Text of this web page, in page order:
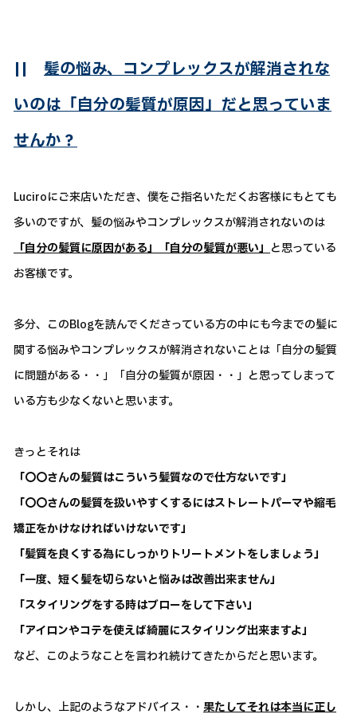
|| 髪の悩み、コンプレックスが解消されな
いのは「自分の髪質が原因」だと思っていま
せんか？
Luciroにご来店いただき、僕をご指名いただくお客様にもとても
多いのですが、髪の悩みやコンプレックスが解消されないのは
「自分の髪質に原因がある」「自分の髪質が悪い」 と思っている
お客様です。
多分、このBlogを読んでくださっている方の中にも今までの髪に
関する悩みやコンプレックスが解消されないことは「自分の髪質
に問題がある・・」「自分の髪質が原因・・」と思ってしまって
いる方も少なくないと思います。
きっとそれは
「〇〇さんの髪質はこういう髪質なので仕方ないです」
「〇〇さんの髪質を扱いやすくするにはストレートパーマや縮毛
矯正をかけなければいけないです」
「髪質を良くする為にしっかりトリートメントをしましょう」
「一度、短く髪を切らないと悩みは改善出来ません」
「スタイリングをする時はブローをして下さい」
「アイロンやコテを使えば綺麗にスタイリング出来ますよ」
など、このようなことを言われ続けてきたからだと思います。
しかし、上記のようなアドバイス・・ 果たしてそれは本当に正し